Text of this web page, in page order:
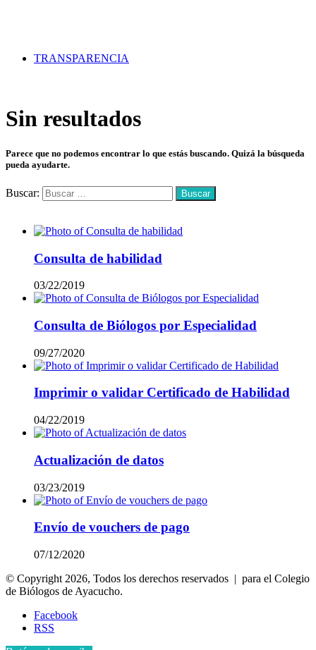
TRANSPARENCIA
Sin resultados
Parece que no podemos encontrar lo que estás buscando. Quizá la búsqueda
pueda ayudarte.
Buscar:
Consulta de habilidad
03/22/2019
Consulta de Biólogos por Especialidad
09/27/2020
Imprimir o validar Certificado de Habilidad
04/22/2019
Actualización de datos
03/23/2019
Envío de vouchers de pago
07/12/2020
© Copyright 2026, Todos los derechos reservados | para el Colegio
de Biólogos de Ayacucho.
Facebook
RSS